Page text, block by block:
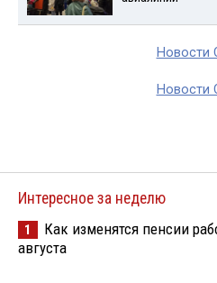
Новости
Новости
Интересное за неделю
1
Как изменятся пенсии
августа